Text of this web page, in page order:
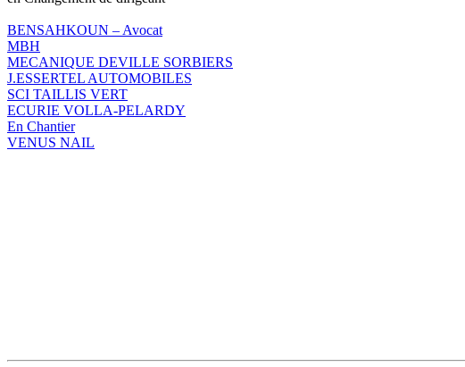
BENSAHKOUN – Avocat
MBH
MECANIQUE DEVILLE SORBIERS
J.ESSERTEL AUTOMOBILES
SCI TAILLIS VERT
ECURIE VOLLA-PELARDY
En Chantier
VENUS NAIL